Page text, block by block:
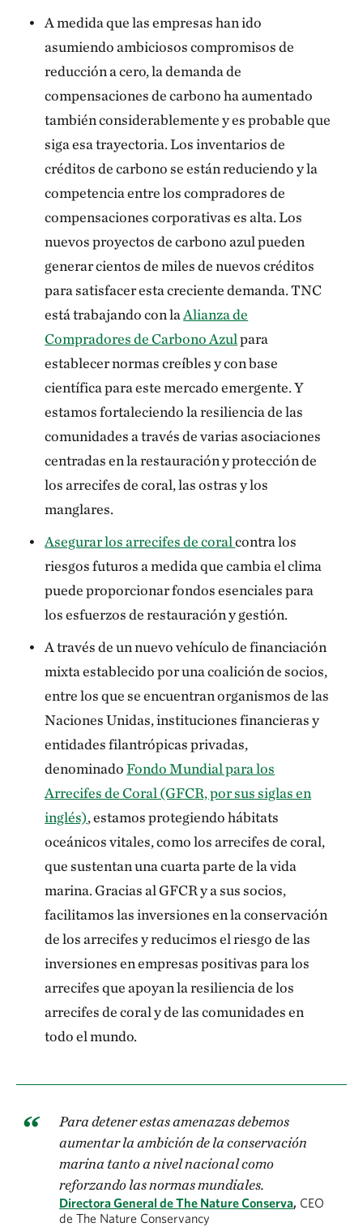
A medida que las empresas han ido
asumiendo ambiciosos compromisos de
reducción a cero, la demanda de
compensaciones de carbono ha aumentado
también considerablemente y es probable que
siga esa trayectoria. Los inventarios de
créditos de carbono se están reduciendo y la
competencia entre los compradores de
compensaciones corporativas es alta. Los
nuevos proyectos de carbono azul pueden
generar cientos de miles de nuevos créditos
para satisfacer esta creciente demanda. TNC
está trabajando con la Alianza de
Compradores de Carbono Azulpara
establecer normas creíbles y con base
científica para este mercado emergente. Y
estamos fortaleciendo la resiliencia de las
comunidades a través de varias asociaciones
centradas en la restauración y protección de
los arrecifes de coral, las ostras y los
manglares.
Asegurar los arrecifes de coralcontra los
riesgos futuros a medida que cambia el clima
puede proporcionar fondos esenciales para
los esfuerzos de restauración y gestión.
A través de un nuevo vehículo de financiación
mixta establecido por una coalición de socios,
entre los que se encuentran organismos de las
Naciones Unidas, instituciones financieras y
entidades filantrópicas privadas,
denominadoFondo Mundial para los
Arrecifes de Coral (GFCR, por sus siglas en
inglés), estamos protegiendo hábitats
oceánicos vitales, como los arrecifes de coral,
que sustentan una cuarta parte de la vida
marina. Gracias al GFCR y a sus socios,
facilitamos las inversiones en la conservación
de los arrecifes y reducimos el riesgo de las
inversiones en empresas positivas para los
arrecifes que apoyan la resiliencia de los
arrecifes de coral y de las comunidades en
todo el mundo.
Para detener estas amenazas debemos
aumentar la ambición de la conservación
marina tanto a nivel nacional como
reforzando las normas mundiales.
Directora General de The Nature Conserva, CEO
de The Nature Conservancy